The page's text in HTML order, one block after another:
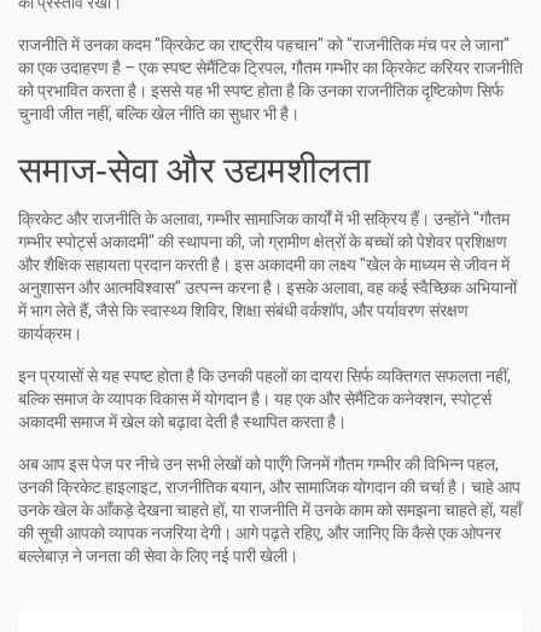
राजनीति में उनका कदम "क्रिकेट का राष्ट्रीय पहचान" को "राजनीतिक मंच पर ले जाना"
का एक उदाहरण है – एक स्पष्टसेमैंटिक ट्रिपल, गौतम गम्भीर का क्रिकेट करियर राजनीति
को प्रभावित करता है । इससे यह भी स्पष्ट होता है कि उनका राजनीतिक दृष्टिकोण सिर्फ
चुनावी जीत नहीं, बल्कि खेल नीति का सुधार भी है।
समाज‑सेवा और उद्यमशीलता
क्रिकेट और राजनीति के अलावा, गम्भीर सामाजिक कार्यों में भी सक्रिय हैं। उन्होंने "गौतम
गम्भीर स्पोर्ट्स अकादमी" की स्थापना की, जो ग्रामीण क्षेत्रों के बच्चों को पेशेवर प्रशिक्षण
और शैक्षिक सहायता प्रदान करती है। इस अकादमी का लक्ष्य "खेल के माध्यम से जीवन में
अनुशासन और आत्मविश्वास" उत्पन्न करना है। इसके अलावा, वह कई स्वैच्छिक अभियानों
में भाग लेते हैं, जैसे कि स्वास्थ्य शिविर, शिक्षा संबंधी वर्कशॉप, और पर्यावरण संरक्षण
कार्यक्रम।
इन प्रयासों से यह स्पष्ट होता है कि उनकी पहलों का दायरा सिर्फ व्यक्तिगत सफलता नहीं,
बल्कि समाज के व्यापक विकास में योगदान है। यह एक औरसेमैंटिक कनेक्शन, स्पोर्ट्स
अकादमी समाज में खेल को बढ़ावा देती हैस्थापित करता है।
अब आप इस पेज पर नीचे उन सभी लेखों को पाएँगे जिनमें गौतम गम्भीर की विभिन्न पहल,
उनकी क्रिकेट हाइलाइट, राजनीतिक बयान, और सामाजिक योगदान की चर्चा है। चाहे आप
उनके खेल के आँकड़े देखना चाहते हों, या राजनीति में उनके काम को समझना चाहते हों, यहाँ
की सूची आपको व्यापक नजरिया देगी। आगे पढ़ते रहिए, और जानिए कि कैसे एक ओपनर
बल्लेबाज़ ने जनता की सेवा के लिए नई पारी खेली।